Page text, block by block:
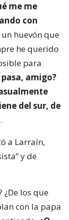
me me
con
huevón que
he querido
para
amigo?
del sur, de
a Larraín,
y de
¿De los que
con la papa